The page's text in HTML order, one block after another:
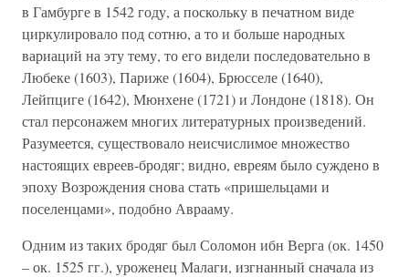
в Гамбурге в 1542 году, а поскольку в печатном виде
циркулировало под сотню, а то и больше народных
вариаций на эту тему, то его видели последовательно в
Любеке (1603), Париже (1604), Брюсселе (1640),
Лейпциге (1642), Мюнхене (1721) и Лондоне (1818). Он
стал персонажем многих литературных произведений.
Разумеется, существовало неисчислимое множество
настоящих евреев-бродяг; видно, евреям было суждено в
эпоху Возрождения снова стать «пришельцами и
поселенцами», подобно Аврааму.
Одним из таких бродяг был Соломон ибн Верга (ок. 1450
– ок. 1525 гг.), уроженец Малаги, изгнанный сначала из